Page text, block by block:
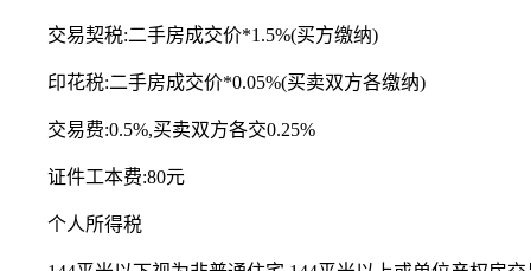
交易契税:二手房成交价*1.5%(买方缴纳)
印花税:二手房成交价*0.05%(买卖双方各缴纳)
交易费:0.5%,买卖双方各交0.25%
证件工本费:80元
个人所得税